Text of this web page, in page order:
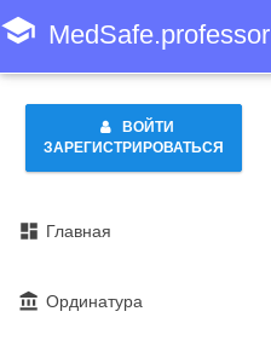
school MedSafe.professor
ВОЙТИ
ЗАРЕГИСТРИРОВАТЬСЯ
dashboard Главная
account_balance Ординатура